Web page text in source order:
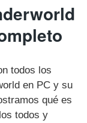
todos los
en PC y su
qué es
todos y